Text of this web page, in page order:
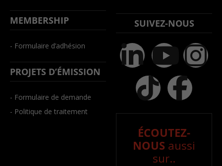
MEMBERSHIP
- Formulaire d’adhésion
PROJETS D’ÉMISSION
- Formulaire de demande
- Politique de traitement
SUIVEZ-NOUS
ÉCOUTEZ-
NOUS aussi
sur..